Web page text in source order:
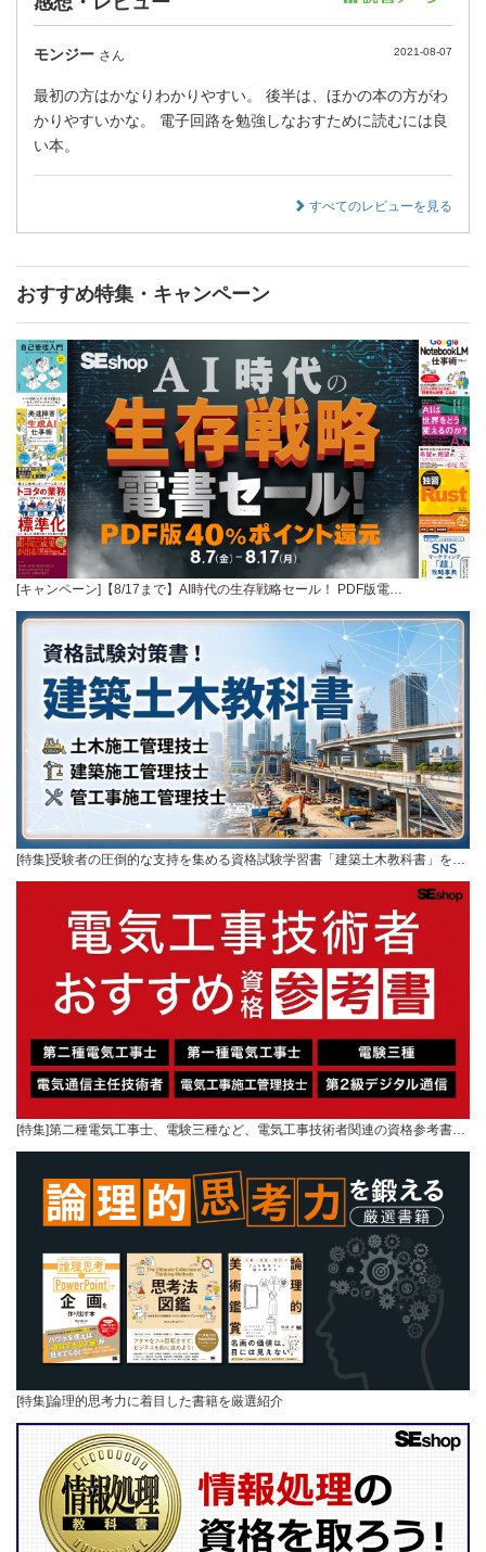
モンジー さん 2021-08-07
最初の方はかなりわかりやすい。 後半は、ほかの本の方がわ
かりやすいかな。 電子回路を勉強しなおすために読むには良
い本。
すべてのレビューを見る
おすすめ特集・キャンペーン
[キャンペーン]【8/17まで】AI時代の生存戦略セール！ PDF版電…
[特集]受験者の圧倒的な支持を集める資格試験学習書「建築土木教科書」を…
[特集]第二種電気工事士、電験三種など、電気工事技術者関連の資格参考書…
[特集]論理的思考力に着目した書籍を厳選紹介